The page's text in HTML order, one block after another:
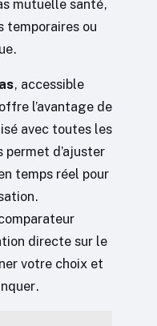
mutuelle santé,
temporaires ou
, accessible
l’avantage de
avec toutes les
permet d’ajuster
temps réel pour
directe sur le
votre choix et